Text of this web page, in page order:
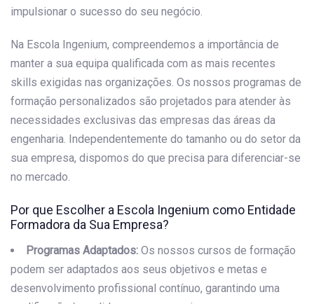
impulsionar o sucesso do seu negócio.
Na Escola Ingenium, compreendemos a importância de
manter a sua equipa qualificada com as mais recentes
skills exigidas nas organizações. Os nossos programas de
formação personalizados são projetados para atender às
necessidades exclusivas das empresas das áreas da
engenharia. Independentemente do tamanho ou do setor da
sua empresa, dispomos do que precisa para diferenciar-se
no mercado.
Por que Escolher a Escola Ingenium como Entidade
Formadora da Sua Empresa?
Programas Adaptados: Os nossos cursos de formação
podem ser adaptados aos seus objetivos e metas e
desenvolvimento profissional contínuo, garantindo uma